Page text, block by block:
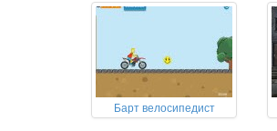
Барт велосипедист